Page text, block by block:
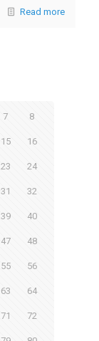
Read more
7 8
15 16
23 24
31 32
39 40
47 48
55 56
63 64
71 72